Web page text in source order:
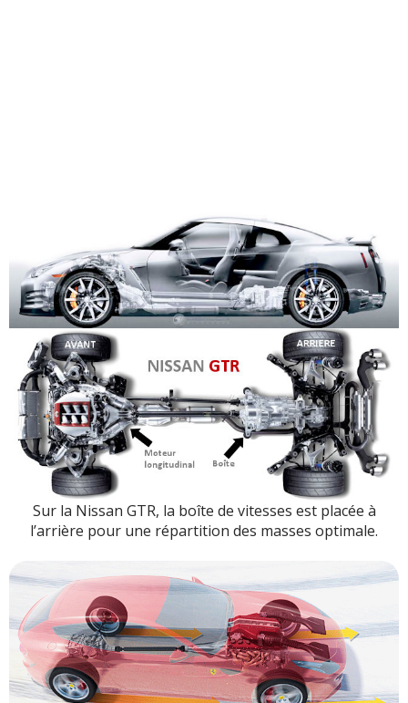
Sur la Nissan GTR, la boîte de vitesses est placée à
l’arrière pour une répartition des masses optimale.